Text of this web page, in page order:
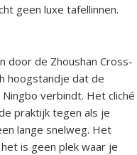
geen luxe tafellinnen.
door de Zhoushan Cross-
hoogstandje dat de
verbindt. Het cliché
praktijk tegen als je
lange snelweg. Het
is geen plek waar je